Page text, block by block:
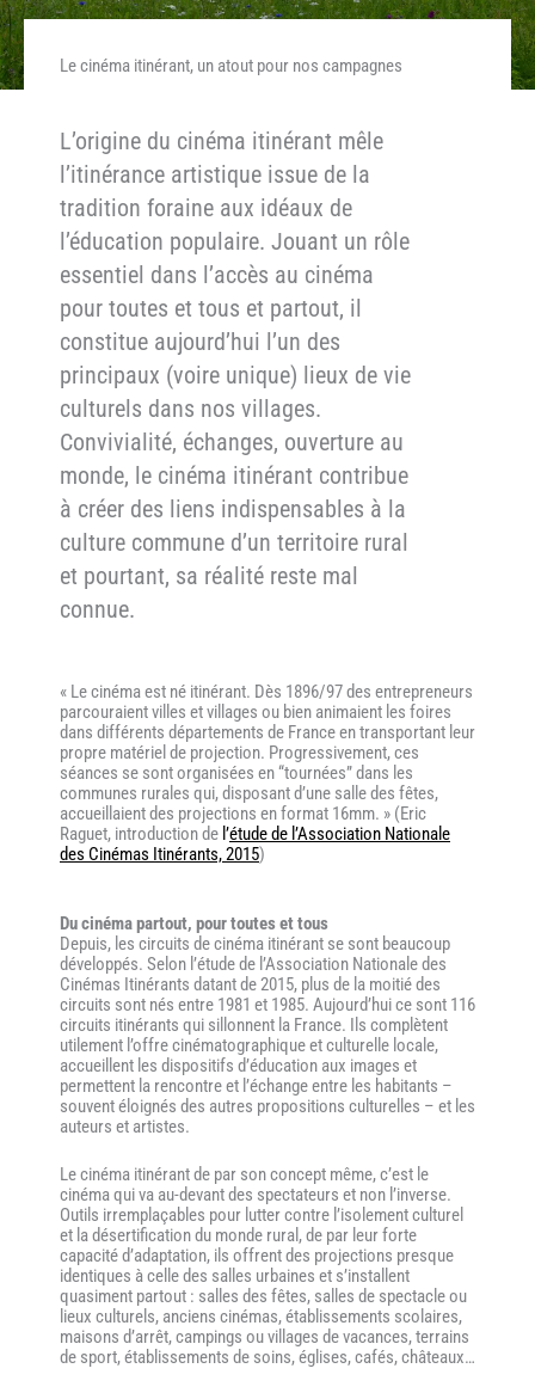
Le cinéma itinérant, un atout pour nos campagnes
L’origine du cinéma itinérant mêle
l’itinérance artistique issue de la
tradition foraine aux idéaux de
l’éducation populaire. Jouant un rôle
essentiel dans l’accès au cinéma
pour toutes et tous et partout, il
constitue aujourd’hui l’un des
principaux (voire unique) lieux de vie
culturels dans nos villages.
Convivialité, échanges, ouverture au
monde, le cinéma itinérant contribue
à créer des liens indispensables à la
culture commune d’un territoire rural
et pourtant, sa réalité reste mal
connue.
« Le cinéma est né itinérant. Dès 1896/97 des entrepreneurs
parcouraient villes et villages ou bien animaient les foires
dans différents départements de France en transportant leur
propre matériel de projection. Progressivement, ces
séances se sont organisées en “tournées” dans les
communes rurales qui, disposant d’une salle des fêtes,
accueillaient des projections en format 16mm. » (Eric
Raguet, introduction de l’étude de l’Association Nationale
des Cinémas Itinérants, 2015)
Du cinéma partout, pour toutes et tous
Depuis, les circuits de cinéma itinérant se sont beaucoup
développés. Selon l’étude de l’Association Nationale des
Cinémas Itinérants datant de 2015, plus de la moitié des
circuits sont nés entre 1981 et 1985. Aujourd’hui ce sont 116
circuits itinérants qui sillonnent la France. Ils complètent
utilement l’offre cinématographique et culturelle locale,
accueillent les dispositifs d’éducation aux images et
permettent la rencontre et l’échange entre les habitants –
souvent éloignés des autres propositions culturelles – et les
auteurs et artistes.
Le cinéma itinérant de par son concept même, c’est le
cinéma qui va au-devant des spectateurs et non l’inverse.
Outils irremplaçables pour lutter contre l’isolement culturel
et la désertification du monde rural, de par leur forte
capacité d’adaptation, ils offrent des projections presque
identiques à celle des salles urbaines et s’installent
quasiment partout : salles des fêtes, salles de spectacle ou
lieux culturels, anciens cinémas, établissements scolaires,
maisons d’arrêt, campings ou villages de vacances, terrains
de sport, établissements de soins, églises, cafés, châteaux…